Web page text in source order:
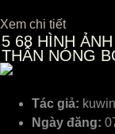
Xem chi tiết
5 68 HÌNH
THÂN NÓNG
Tác giả:
Ngày đăng: